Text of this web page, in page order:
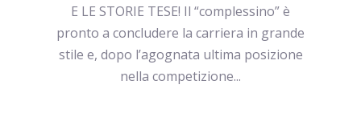
E LE STORIE TESE! Il “complessino” è
pronto a concludere la carriera in grande
stile e, dopo l’agognata ultima posizione
nella competizione...